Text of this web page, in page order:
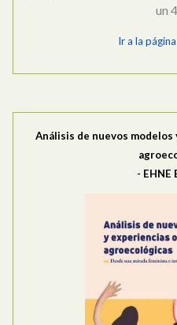
un
Ir a la
Análisis de nuevos
- EHNE